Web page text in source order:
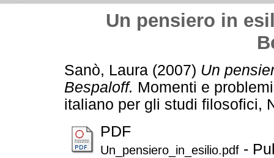
Un pensiero in
Sanò, Laura (2007) Un
Bespaloff. Momenti e
italiano per gli studi filosofici,
PDF
Un_pensiero_in_esilio.pdf -